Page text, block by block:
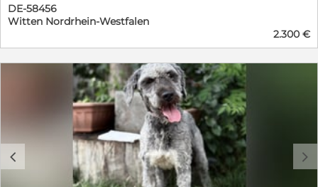
untersucht. Bei Interesse rufen Sie mich gerne an.
Telefon 02302 / 73522
DE-58456
Witten Nordrhein-Westfalen
2.300 €
c d